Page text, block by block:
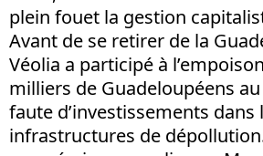
plein fouet la gestion
Avant de se retirer de la
Véolia a participé à
milliers de Guadeloupéens
faute d’investissements dans
infrastructures de